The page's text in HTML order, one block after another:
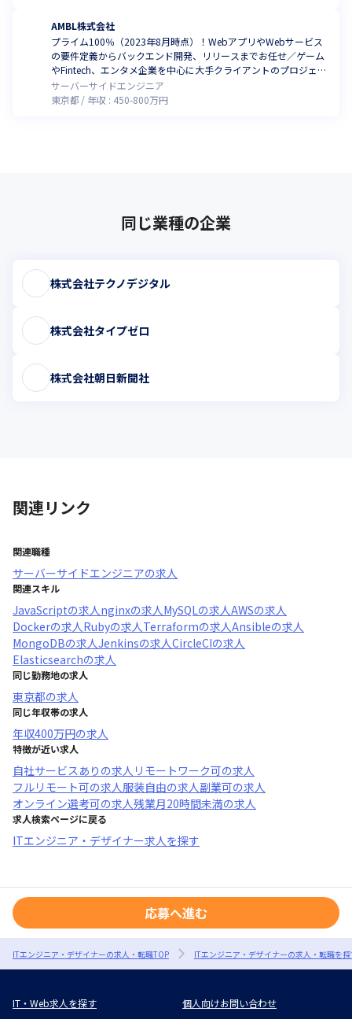
AMBL株式会社
プライム100％（2023年8月時点）！WebアプリやWebサービス
の要件定義からバックエンド開発、リリースまでお任せ／ゲーム
やFintech、エンタメ企業を中心に大手クライアントのプロジェク
ト多数
サーバーサイドエンジニア
東京都
年収 : 450-800万円
同じ業種の企業
株式会社テクノデジタル
株式会社タイプゼロ
株式会社朝日新聞社
関連リンク
関連職種
サーバーサイドエンジニアの求人
関連スキル
JavaScriptの求人nginxの求人MySQLの求人AWSの求人
Dockerの求人Rubyの求人Terraformの求人Ansibleの求人
MongoDBの求人Jenkinsの求人CircleCIの求人
Elasticsearchの求人
同じ勤務地の求人
東京都の求人
同じ年収帯の求人
年収400万円の求人
特徴が近い求人
自社サービスあり の求人 リモートワーク可の求人
フルリモート可の求人服装自由の求人副業可の求人
オンライン選考可の求人残業月20時間未満の求人
求人検索ページに戻る
ITエンジニア・デザイナー求人を探す
応募へ進む
ITエンジニア・デザイナーの求人・転職TOP ITエンジニア・デザイナーの求人・転職を
IT・Web求人を探す 個人向けお問い合わせ